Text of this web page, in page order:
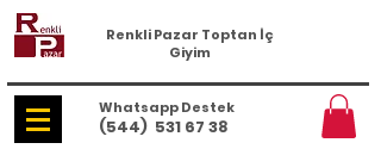
Renkli Pazar Toptan İç
Giyim
Whatsapp Destek
(544) 531 67 38